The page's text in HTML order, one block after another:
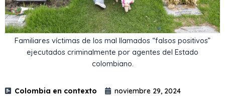
Familiares víctimas de los mal llamados “falsos positivos”
ejecutados criminalmente por agentes del Estado
colombiano.
Colombia en contexto noviembre 29, 2024